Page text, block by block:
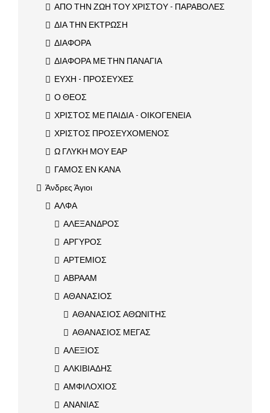
ΑΠΟ ΤΗΝ ΖΩΗ ΤΟΥ ΧΡΙΣΤΟΥ - ΠΑΡΑΒΟΛΕΣ
ΔΙΑ ΤΗΝ ΕΚΤΡΩΣΗ
ΔΙΑΦΟΡΑ
ΔΙΑΦΟΡΑ ΜΕ ΤΗΝ ΠΑΝΑΓΙΑ
ΕΥΧΗ - ΠΡΟΣΕΥΧΕΣ
Ο ΘΕΟΣ
ΧΡΙΣΤΟΣ ΜΕ ΠΑΙΔΙΑ - ΟΙΚΟΓΕΝΕΙΑ
ΧΡΙΣΤΟΣ ΠΡΟΣΕΥΧΟΜΕΝΟΣ
Ω ΓΛΥΚΗ ΜΟΥ ΕΑΡ
ΓΑΜΟΣ ΕΝ ΚΑΝΑ
Άνδρες Άγιοι
ΑΛΦΑ
ΑΛΕΞΑΝΔΡΟΣ
ΑΡΓΥΡΟΣ
ΑΡΤΕΜΙΟΣ
ΑΒΡΑΑΜ
ΑΘΑΝΑΣΙΟΣ
ΑΘΑΝΑΣΙΟΣ ΑΘΩΝΙΤΗΣ
ΑΘΑΝΑΣΙΟΣ ΜΕΓΑΣ
ΑΛΕΞΙΟΣ
ΑΛΚΙΒΙΑΔΗΣ
ΑΜΦΙΛΟΧΙΟΣ
ΑΝΑΝΙΑΣ